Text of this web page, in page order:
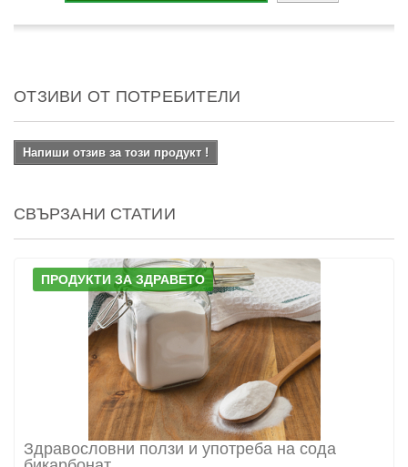
ОТЗИВИ ОТ ПОТРЕБИТЕЛИ
Напиши отзив за този продукт !
СВЪРЗАНИ СТАТИИ
ПРОДУКТИ ЗА ЗДРАВЕТО
Здравословни ползи и употреба на сода